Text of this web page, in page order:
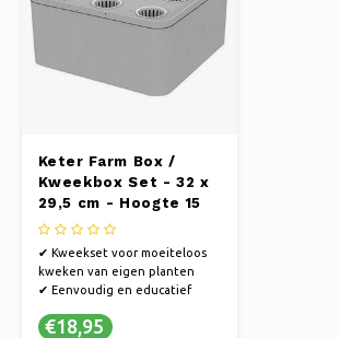
Meubelen
Keter Farm Box /
Kweekbox Set - 32 x
29,5 cm - Hoogte 15
cm
✔ Kweekset voor moeiteloos
kweken van eigen planten
✔ Eenvoudig en educatief
✔ Start je eigen groene
€18,95